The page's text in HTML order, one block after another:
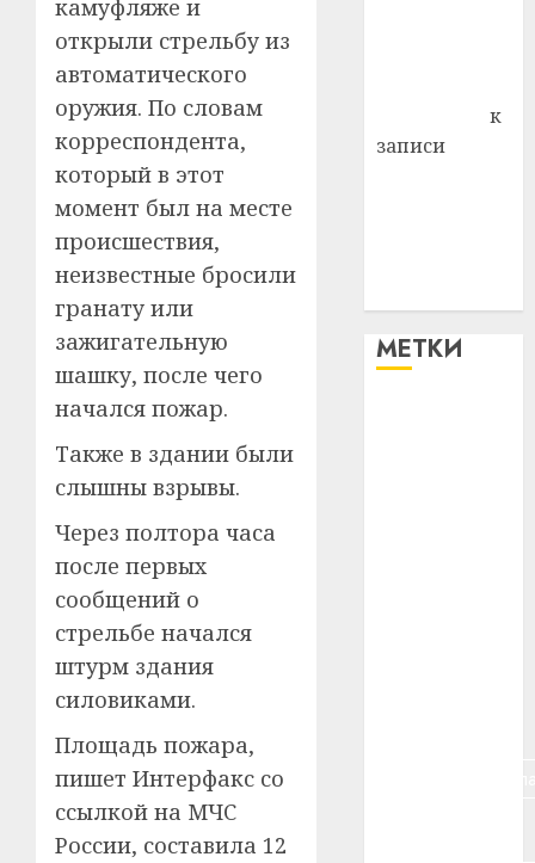
камуфляже и
открыли стрельбу из
автоматического
оружия. По словам
корреспондента,
который в этот
момент был на месте
происшествия,
неизвестные бросили
гранату или
зажигательную
шашку, после чего
начался пожар.
Также в здании были
слышны взрывы.
Через полтора часа
после первых
сообщений о
стрельбе начался
штурм здания
силовиками.
Площадь пожара,
пишет Интерфакс со
ссылкой на МЧС
России, составила 12
к
записи
МЕТКИ